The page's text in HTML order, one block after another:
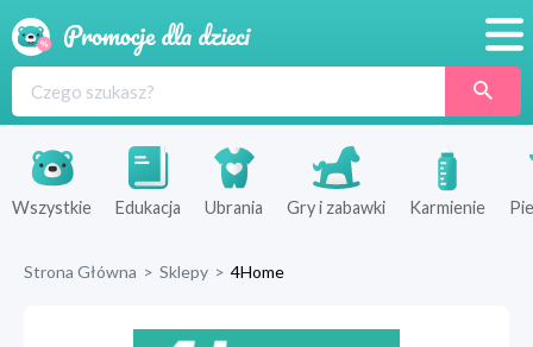
Produkty
Sklepy
Wszystkie Edukacja Ubrania Gry i zabawki Karmienie
Strona Główna > Sklepy > 4Home